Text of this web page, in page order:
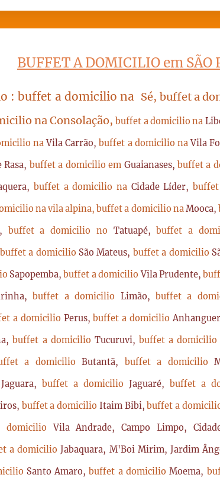
BUFFET A DOMICILIO em SÃO
: buffet a domicilio na Sé, buffet a
na Consolação,buffet a domicilio na
naVila Carrão,buffet a domicilio naVila
Rasa, buffet a domicilio em Guaianases,buffet a
buffet a domicilio na Cidade Líder,
na vila alpina, buffet a domicilio naMooca,
buffet a domicilio no Tatuapé,buffet a
buffet a domicilio São Mateus, buffet a domicilio
Sapopemba,buffet a domicilioVila Prudente,
buffet a domicilio Limão,buffet a
a domicilio Perus,buffet a domicilio
buffet a domicilio Tucuruvi, buffet a
a domicilioButantã, buffet a domicilio
buffet a domicilio Jaguaré, buffet a
buffet a domicilio Itaim Bibi,buffet a
domicilioVila Andrade, Campo Limpo,
a domicilioJabaquara, M'Boi Mirim, Jardim
Santo Amaro,buffet a domicilioMoema,